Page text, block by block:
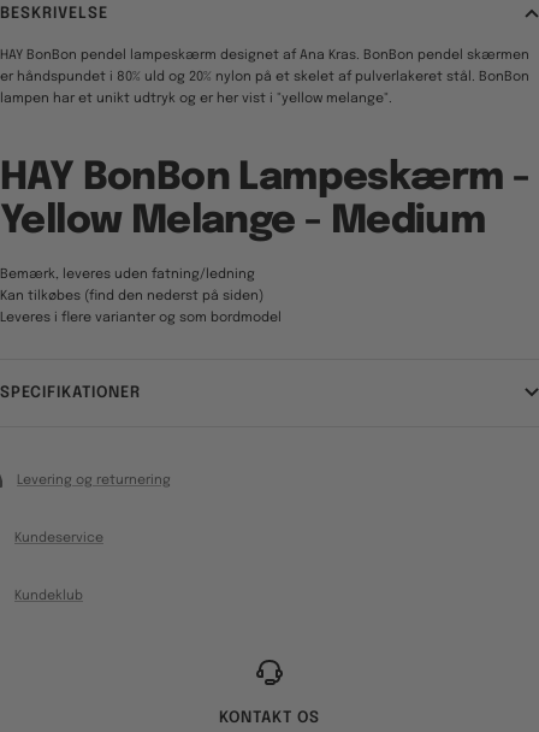
BESKRIVELSE
HAY BonBon pendel lampeskærm designet af Ana Kras. BonBon pendel skærmen
er håndspundet i 80% uld og 20% nylon på et skelet af pulverlakeret stål. BonBon
lampen har et unikt udtryk og er her vist i "yellow melange".
HAY BonBon Lampeskærm -
Yellow Melange - Medium
Bemærk, leveres uden fatning/ledning
Kan tilkøbes (find den nederst på siden)
Leveres i flere varianter og som bordmodel
SPECIFIKATIONER
Levering og returnering
Kundeservice
Kundeklub
KONTAKT OS